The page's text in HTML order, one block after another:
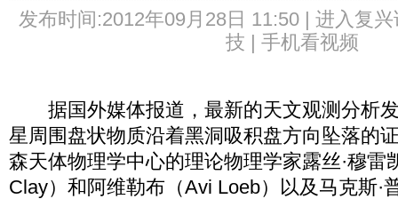
发布时间:2012年09月28日 11:50 | 进入复兴
技 | 手机看视频
据国外媒体报道，最新的天文观测分析
星周围盘状物质沿着黑洞吸积盘方向坠落的
森天体物理学中心的理论物理学家露丝·穆雷
Clay）和阿维勒布（Avi Loeb）以及马克斯·